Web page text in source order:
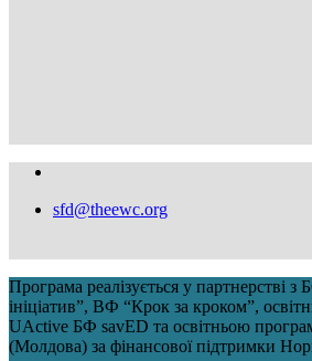
sfd@theewc.org
Програма реалізується у партнерстві з
ініціатив”, ВФ “Крок за кроком”,
UActive БФ savED та освітньою
(Молдова) за фінансової підтримки